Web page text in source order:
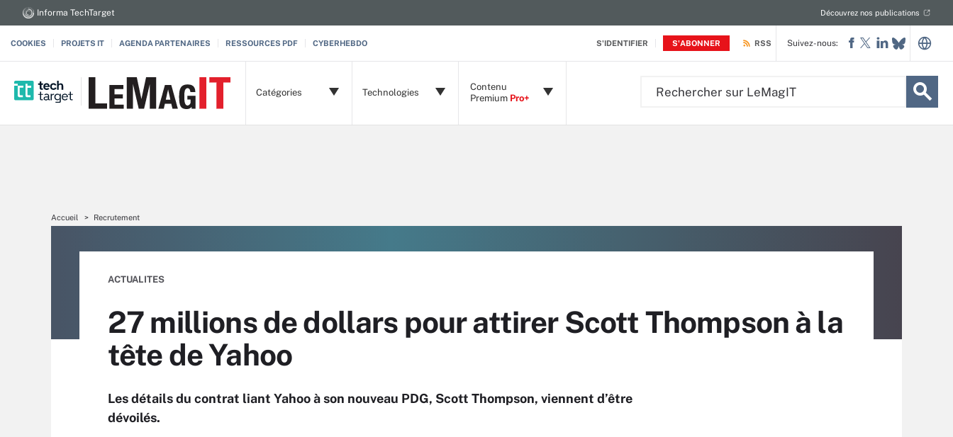
S'IDENTIFIER S'ABONNER
Informa TechTarget Découvrez nos publications
COOKIES PROJETS IT AGENDA PARTENAIRES RESSOURCES PDF CYBERHEBDO RSS
Catégories Technologies
Contenu
Premium Pro+
Suivez-nous:
Accueil Recrutement
ACTUALITES
27 millions de dollars pour attirer Scott Thompson à la
tête de Yahoo
Les détails du contrat liant Yahoo à son nouveau PDG, Scott Thompson, viennent d’être
dévoilés.